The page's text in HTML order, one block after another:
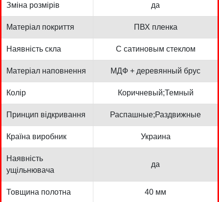
Зміна розмірів да
Матеріал покриття ПВХ пленка
Наявність скла С сатиновым стеклом
Матеріал наповнення МДФ + деревянный брус
Колір Коричневый;Темный
Принцип відкривання Распашные;Раздвижные
Країна виробник Украина
Наявність
ущільнювача
да
Товщина полотна 40 мм